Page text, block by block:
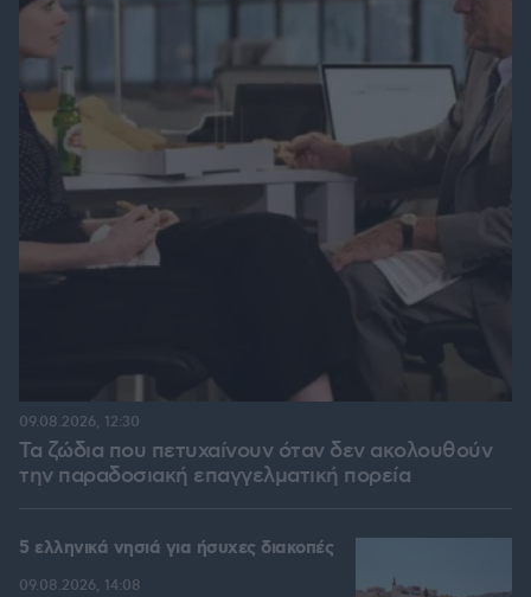
Τα ζώδια που πετυχαίνουν όταν δεν ακολουθούν
την παραδοσιακή επαγγελματική πορεία
09.08.2026, 12:30
5 ελληνικά νησιά για ήσυχες διακοπές
09.08.2026, 14:08